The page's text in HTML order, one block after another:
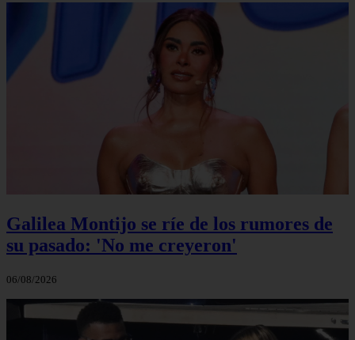
Galilea Montijo se ríe de los rumores de
su pasado: 'No me creyeron'
06/08/2026